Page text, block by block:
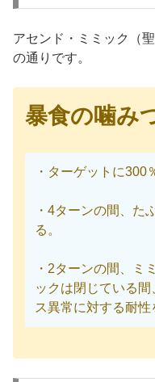
アセンド・ミミック（
の通りです。
暴食の噛み
・ターゲットに300
・4ターンの間、た
る。
・2ターンの間、ミ
ックは閉じている
ス異常に対する耐性